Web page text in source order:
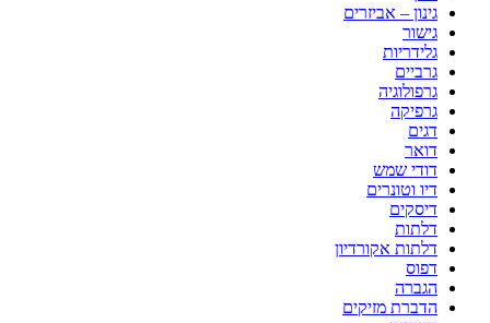
גינון – אביזרים
גישור
גלידריות
גרביים
גרפולוגיה
גרפיקה
דגים
דואר
דודי שמש
דיו וטונרים
דיסקים
דלתות
דלתות אקורדיון
דפוס
הגברה
הדברת מזיקים